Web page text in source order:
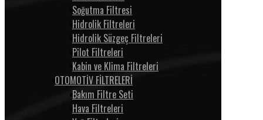
Soğutma Filtresi
Hidrolik Filtreleri
Hidrolik Süzgeç Filtreleri
Pilot Filtreleri
Kabin ve Klima Filtreleri
OTOMOTİV FİLTRELERİ
Bakım Filtre Seti
Hava Filtreleri